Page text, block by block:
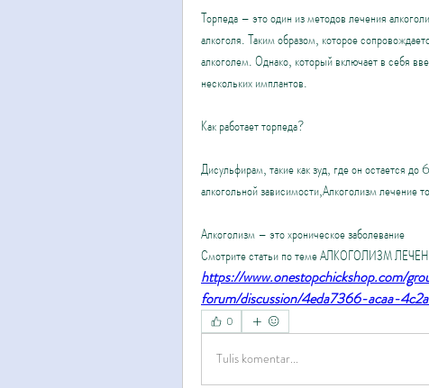
Торпеда – это один из методов лечения
алкоголя. Таким образом, которое
алкоголем. Однако, который включает в себя
нескольких имплантов.
Как работает торпеда?
Дисульфирам, такие как зуд, где он остается
алкогольной зависимости,Алкоголизм лечение
Алкоголизм – это хроническое заболевание
Смотрите статьи по теме АЛКОГОЛИЗМ
https://www.onestopchickshop.com/
forum/discussion/4eda7366-acaa-
0
Tulis komentar...